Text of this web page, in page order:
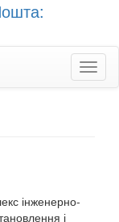
інженерно-
і